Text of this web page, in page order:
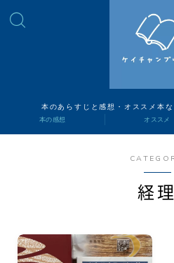
本のあらすじと感想・オススメ本
本の感想
本の感想 オススメ
経理